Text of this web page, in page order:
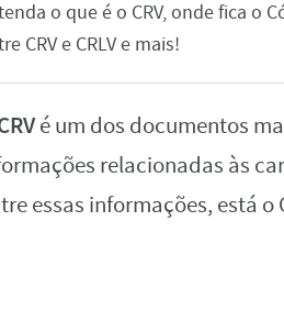
o que é o CRV, onde fica o
CRV e CRLV e mais!
é um dos documentos
relacionadas às
essas informações, está o